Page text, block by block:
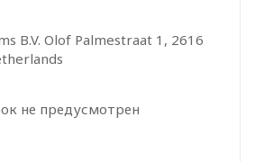
B.V. Olof Palmestraat 1, 2616
не предусмотрен